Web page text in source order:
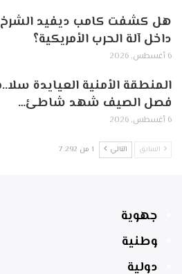
هل كشفت كامب ديفيد
داخل آلة الحرب الأمريكية؟
6 أغسطس, 2026
‏المنطقة الأمنية العيايدة
فصل الصيف شهد شاطئ…
6 أغسطس, 2026
السابق التالي 1 من 7٬292
جهوية
وطنية
دولية